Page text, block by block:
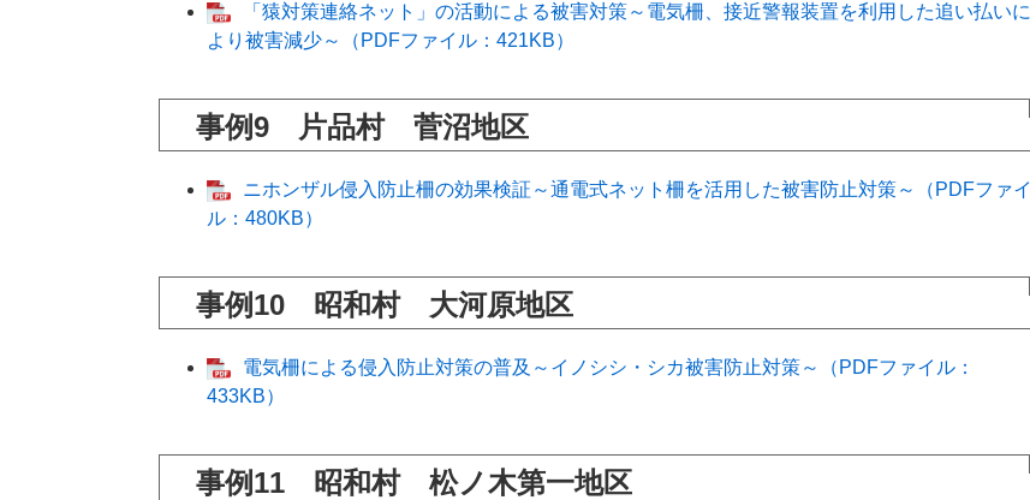
「猿対策連絡ネット」の活動による被害対策～電気柵、接近警報装置を利用した追い払いに
より被害減少～（PDFファイル：421KB）
事例9 片品村 菅沼地区
ニホンザル侵入防止柵の効果検証～通電式ネット柵を活用した被害防止対策～（PDFファイ
ル：480KB）
事例10 昭和村 大河原地区
電気柵による侵入防止対策の普及～イノシシ・シカ被害防止対策～（PDFファイル：
433KB）
事例11 昭和村 松ノ木第一地区